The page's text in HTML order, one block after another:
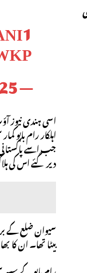
— FJ (@NATSECJEFF)
دیر گئے اس کی
سیوان ضلع کے
بیٹا تھا۔ ان کا